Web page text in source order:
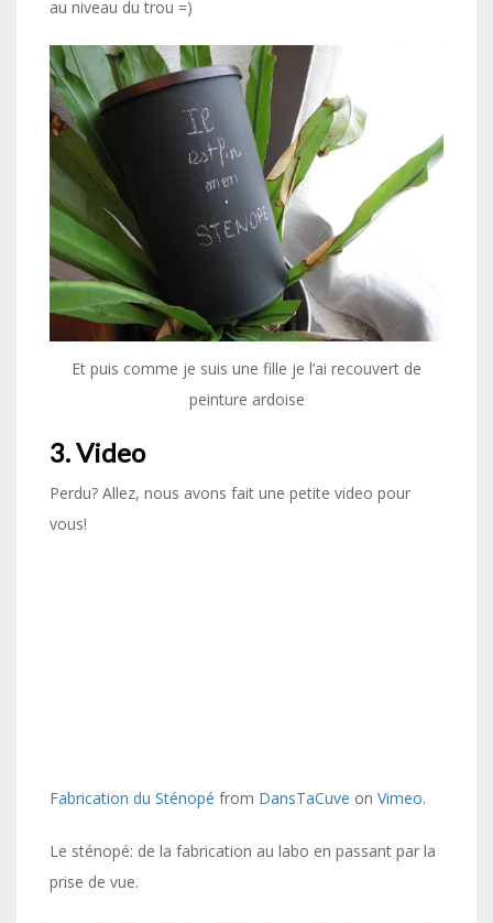
au niveau du trou =)
Et puis comme je suis une fille je l’ai recouvert de
peinture ardoise
3. Video
Perdu? Allez, nous avons fait une petite video pour
vous!
Fabrication du Sténopé from DansTaCuve on Vimeo.
Le sténopé: de la fabrication au labo en passant par la
prise de vue.